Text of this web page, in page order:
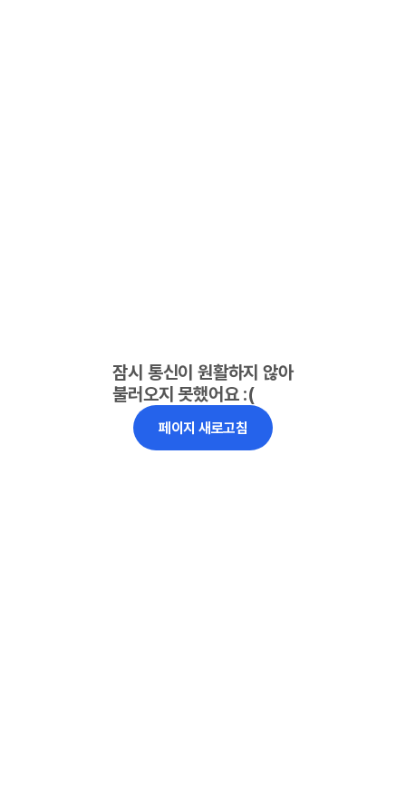
잠시 통신이 원활하지 않아
불러오지 못했어요 :(
페이지 새로고침